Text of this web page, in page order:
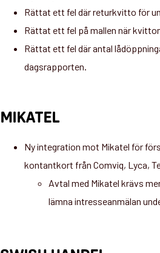
Rättat ett fel där returkvitto för
Rättat ett fel på mallen när
Rättat ett fel där antal
dagsrapporten.
MIKATEL
Ny integration mot Mikatel för
kontantkort från Comviq, Lyca,
Avtal med Mikatel krävs
lämna intresseanmälan